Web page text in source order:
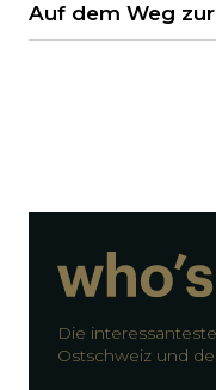
Auf dem Weg
Die
Ostschweiz und